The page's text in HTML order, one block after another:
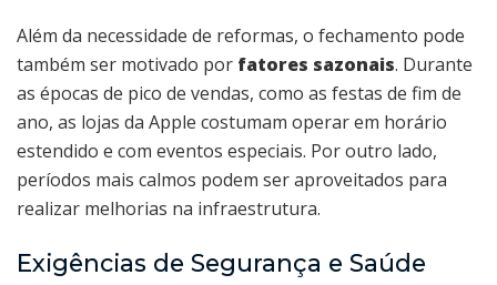
Além da necessidade de reformas, o fechamento pode
também ser motivado por fatores sazonais. Durante
as épocas de pico de vendas, como as festas de fim de
ano, as lojas da Apple costumam operar em horário
estendido e com eventos especiais. Por outro lado,
períodos mais calmos podem ser aproveitados para
realizar melhorias na infraestrutura.
Exigências de Segurança e Saúde